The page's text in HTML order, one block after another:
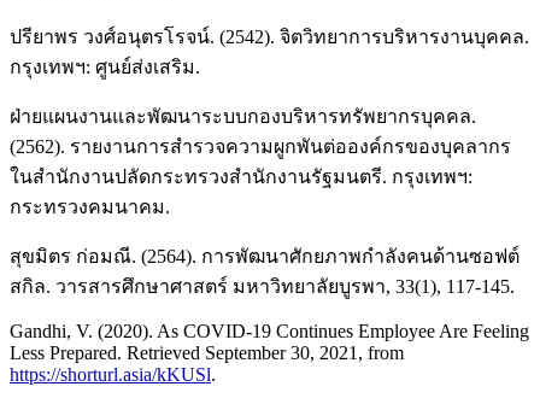
ปรียาพร วงศ์อนุตรโรจน์. (2542). จิตวิทยาการบริหารงานบุคคล.
กรุงเทพฯ: ศูนย์ส่งเสริม.
ฝ่ายแผนงานและพัฒนาระบบกองบริหารทรัพยากรบุคคล.
(2562). รายงานการสำรวจความผูกพันต่อองค์กรของบุคลากร
ในสำนักงานปลัดกระทรวงสำนักงานรัฐมนตรี. กรุงเทพฯ:
กระทรวงคมนาคม.
สุขมิตร ก่อมณี. (2564). การพัฒนาศักยภาพกำลังคนด้านซอฟต์
สกิล. วารสารศึกษาศาสตร์ มหาวิทยาลัยบูรพา, 33(1), 117-145.
Gandhi, V. (2020). As COVID-19 Continues Employee Are Feeling
Less Prepared. Retrieved September 30, 2021, from
https://shorturl.asia/kKUSl.